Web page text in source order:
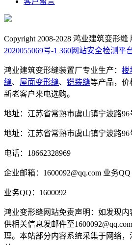
Copyright 2008-2028 鸿业建筑变形缝
2020055069号-1 360网站安全检测平
鸿业建筑变形缝装置厂专业生产： 楼
缝、 屋面变形缝、 铠装缝等产品，价
新老客户来电选购。
地址：江苏省常熟市虞山镇宁波路96
地址：江苏省常熟市虞山镇宁波路96
电话：18662328969
企业邮箱：1600092@qq.com 业务QQ
业务QQ：1600092
鸿业变形缝网站免责声明：如发现
供相关信息发邮件至
理。本站部分内容系统采集于网络